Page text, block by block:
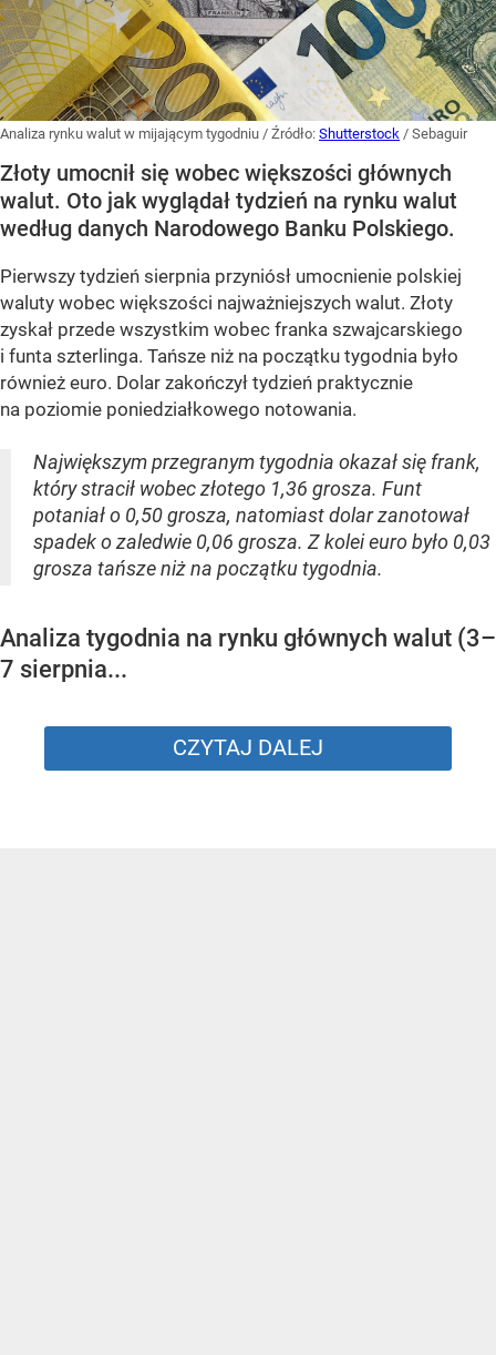
Analiza rynku walut w mijającym tygodniu / Źródło: Shutterstock / Sebaguir
Złoty umocnił się wobec większości głównych
walut. Oto jak wyglądał tydzień na rynku walut
według danych Narodowego Banku Polskiego.
Pierwszy tydzień sierpnia przyniósł umocnienie polskiej
waluty wobec większości najważniejszych walut. Złoty
zyskał przede wszystkim wobec franka szwajcarskiego
i funta szterlinga. Tańsze niż na początku tygodnia było
również euro. Dolar zakończył tydzień praktycznie
na poziomie poniedziałkowego notowania.
Największym przegranym tygodnia okazał się frank,
który stracił wobec złotego 1,36 grosza. Funt
potaniał o 0,50 grosza, natomiast dolar zanotował
spadek o zaledwie 0,06 grosza. Z kolei euro było 0,03
grosza tańsze niż na początku tygodnia.
Analiza tygodnia na rynku głównych walut (3–
7 sierpnia...
CZYTAJ DALEJ